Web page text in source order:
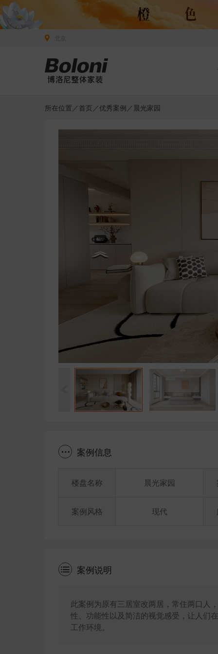
所在位置／首页 ／优秀案例 ／晨光家园
案例信息
楼盘名称
案例风格
晨光家园
现代
案例说明
此案例为原有三居室改两居，常住两口人
性、功能性以及简洁的视觉感受，让人们
工作环境。